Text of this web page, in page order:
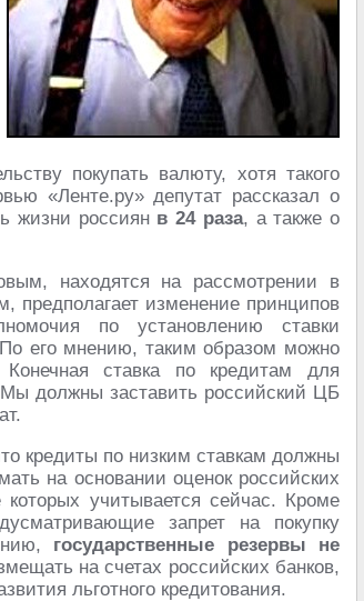
покупать валюту, хотя такого
«Ленте.ру» депутат рассказал о
жизни россиян в 24 раза, а также о
находятся на рассмотрении в
предполагает изменение принципов
по установлению ставки
его мнению, таким образом можно
ставка по кредитам для
должны заставить российский ЦБ
кредиты по низким ставкам должны
на основании оценок российских
учитывается сейчас. Кроме
запрет на покупку
государственные резервы не
на счетах российских банков,
льготного кредитования.